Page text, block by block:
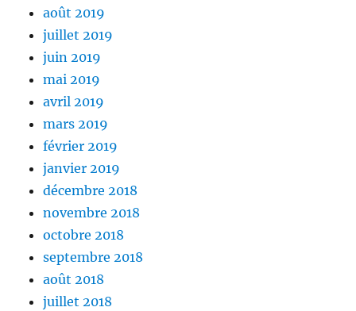
août 2019
juillet 2019
juin 2019
mai 2019
avril 2019
mars 2019
février 2019
janvier 2019
décembre 2018
novembre 2018
octobre 2018
septembre 2018
août 2018
juillet 2018